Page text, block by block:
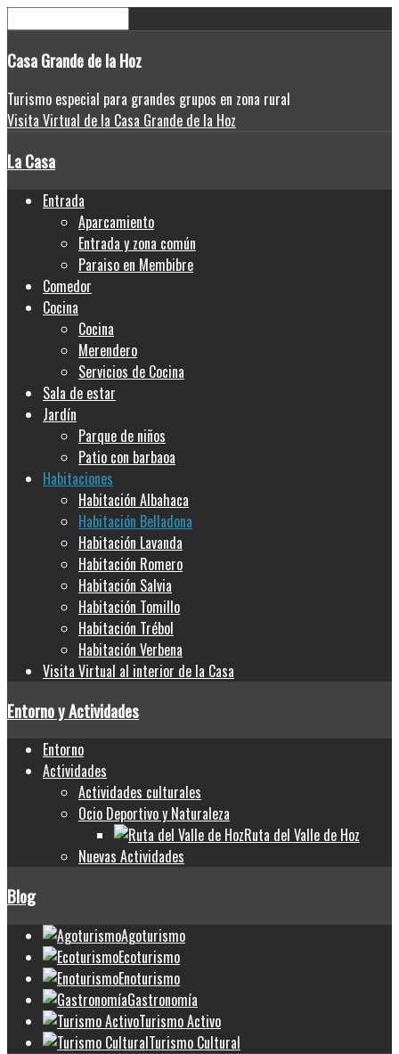
CasaGrande de la Hoz
Turismo especial para grandes grupos en zona rural
Visita Virtual de la Casa Grande de la Hoz
La Casa
Entrada
Aparcamiento
Entrada y zona común
Paraiso en Membibre
Comedor
Cocina
Cocina
Merendero
Servicios de Cocina
Sala de estar
Jardín
Parque de niños
Patio con barbaoa
Habitaciones
Habitación Albahaca
Habitación Belladona
Habitación Lavanda
Habitación Romero
Habitación Salvia
Habitación Tomillo
Habitación Trébol
Habitación Verbena
Visita Virtual al interior de la Casa
Entorno y Actividades
Entorno
Actividades
Actividades culturales
Ocio Deportivo y Naturaleza
Ruta del Valle de Hoz
Nuevas Actividades
Blog
Agoturismo
Ecoturismo
Enoturismo
Gastronomía
Turismo Activo
Turismo Cultural